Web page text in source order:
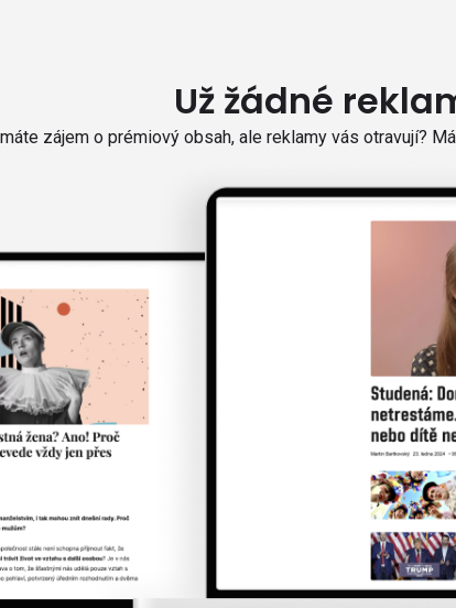
Už žádné
zájem o prémiový obsah, ale reklamy vás otravují?